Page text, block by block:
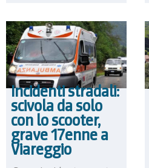
Incidenti stradali:
scivola da solo
con lo scooter,
grave 17enne a
Viareggio